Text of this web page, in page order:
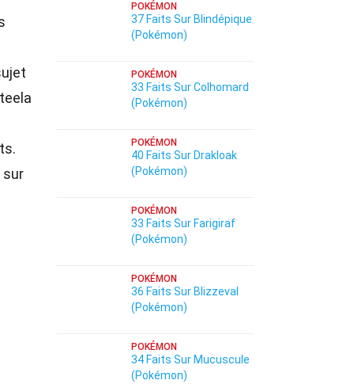
sur
POKÉMON
37 Faits Sur Blindépique
(Pokémon)
POKÉMON
33 Faits Sur Colhomard
(Pokémon)
POKÉMON
40 Faits Sur Drakloak
(Pokémon)
POKÉMON
33 Faits Sur Farigiraf
(Pokémon)
POKÉMON
36 Faits Sur Blizzeval
(Pokémon)
POKÉMON
34 Faits Sur Mucuscule
(Pokémon)